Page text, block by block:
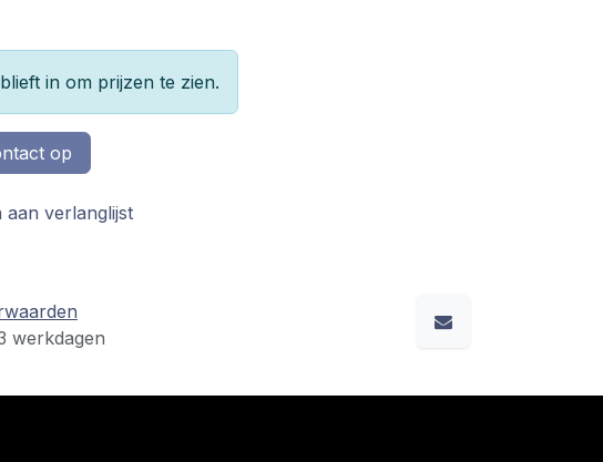
in om prijzen te zien.
op
aan verlanglijst
werkdagen